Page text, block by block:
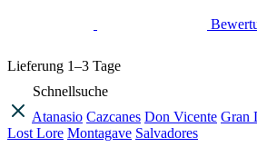
Lieferung 1–3 Tage
Schnellsuche
Atanasio Cazcanes Don Vicente Gran
Lost Lore Montagave Salvadores